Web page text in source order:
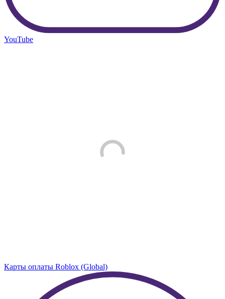
YouTube
Карты оплаты Roblox (Global)